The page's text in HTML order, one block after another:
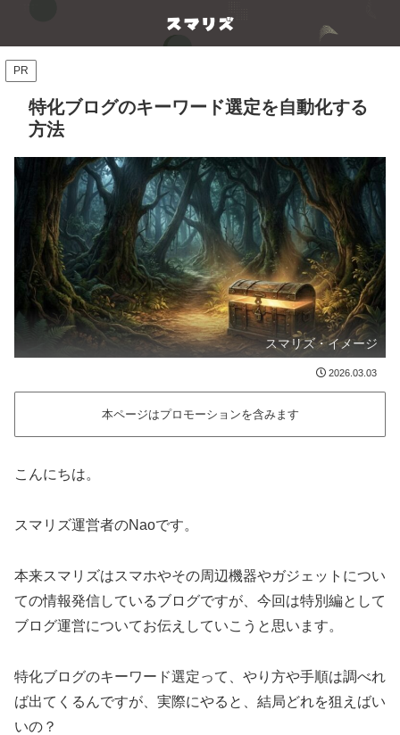
PR
特化ブログのキーワード選定を自動化する
方法
スマリズ・イメージ
2026.03.03
本ページはプロモーションを含みます
こんにちは。
スマリズ運営者のNaoです。
本来スマリズはスマホやその周辺機器やガジェットについ
ての情報発信しているブログですが、今回は特別編として
ブログ運営についてお伝えしていこうと思います。
特化ブログのキーワード選定って、やり方や手順は調べれ
ば出てくるんですが、実際にやると、結局どれを狙えばい
いの？